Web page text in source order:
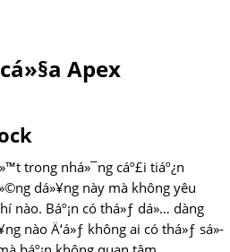
Apex
trong nhá»¯ng cáº£i tiáº¿n
dá»¥ng này mà không yêu
nào. Báº¡n có thá»ƒ dá»… dàng
nào Ä‘á»ƒ không ai có thá»ƒ sá»­